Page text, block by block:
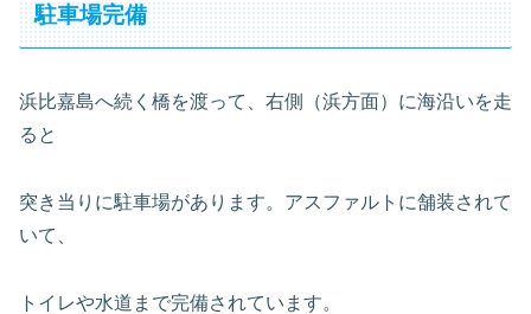
駐車場完備
浜比嘉島へ続く橋を渡って、右側（浜方面）に海沿いを走
ると
突き当りに駐車場があります。アスファルトに舗装されて
いて、
トイレや水道まで完備されています。